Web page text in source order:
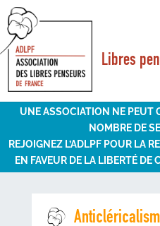
Libres
Sélectionner une page
UNE ASSOCIATION NE PEUT
NOMBRE DE
REJOIGNEZ L’ADLPF POUR LA
EN FAVEUR DE LA LIBERTÉ DE